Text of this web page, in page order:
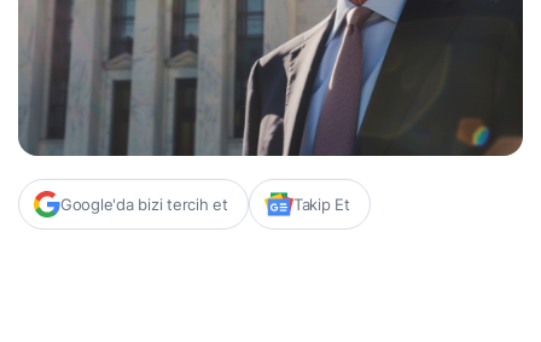
Google'da bizi tercih et Takip Et